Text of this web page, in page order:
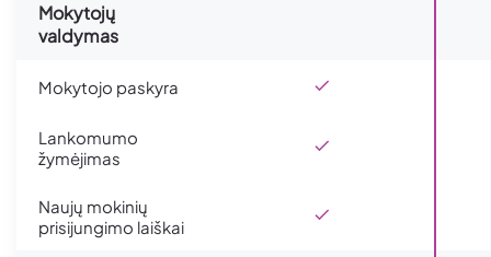
Mokytojų
valdymas
Mokytojo paskyra
Lankomumo
žymėjimas
Naujų mokinių
prisijungimo laiškai